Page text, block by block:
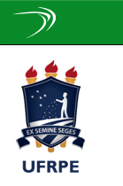
navigation